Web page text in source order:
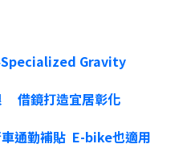
Gravity
借鏡打造宜居彰化
通勤補貼 E-bike也適用